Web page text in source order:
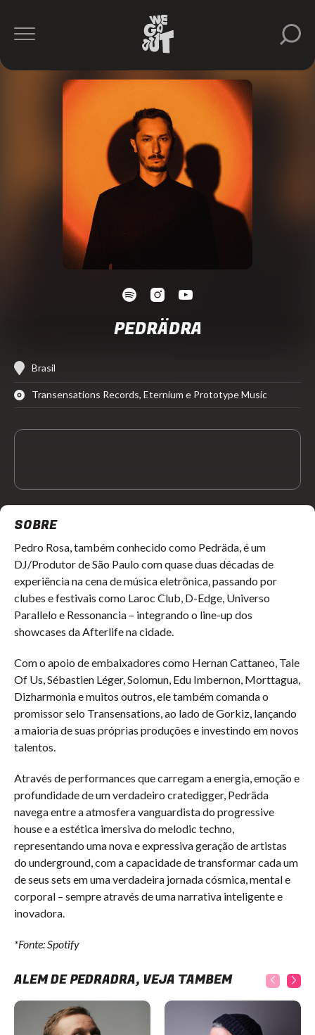
PEDRÄDRA
Brasil
Transensations Records, Eternium e Prototype Music
SOBRE
Pedro Rosa, também conhecido como Pedräda, é um
DJ/Produtor de São Paulo com quase duas décadas de
experiência na cena de música eletrônica, passando por
clubes e festivais como Laroc Club, D-Edge, Universo
Parallelo e Ressonancia – integrando o line-up dos
showcases da Afterlife na cidade.
Com o apoio de embaixadores como Hernan Cattaneo, Tale
Of Us, Sébastien Léger, Solomun, Edu Imbernon, Morttagua,
Dizharmonia e muitos outros, ele também comanda o
promissor selo Transensations, ao lado de Gorkiz, lançando
a maioria de suas próprias produções e investindo em novos
talentos.
Através de performances que carregam a energia, emoção e
profundidade de um verdadeiro cratedigger, Pedräda
navega entre a atmosfera vanguardista do progressive
house e a estética imersiva do melodic techno,
representando uma nova e expressiva geração de artistas
do underground, com a capacidade de transformar cada um
de seus sets em uma verdadeira jornada cósmica, mental e
corporal – sempre através de uma narrativa inteligente e
inovadora.
*Fonte: Spotify
ALÉM DE PEDRÄDRA, VEJA TAMBÉM